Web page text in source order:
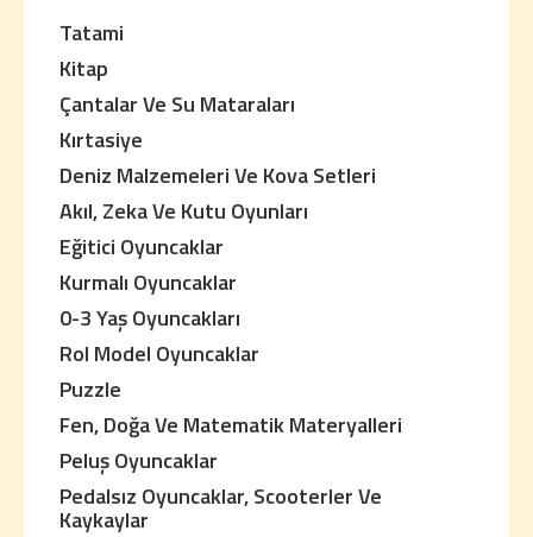
Tatami
Kitap
Çantalar Ve Su Mataraları
Kırtasiye
Deniz Malzemeleri Ve Kova Setleri
Akıl, Zeka Ve Kutu Oyunları
Eğitici Oyuncaklar
Kurmalı Oyuncaklar
0-3 Yaş Oyuncakları
Rol Model Oyuncaklar
Puzzle
Fen, Doğa Ve Matematik Materyalleri
Peluş Oyuncaklar
Pedalsız Oyuncaklar, Scooterler Ve
Kaykaylar